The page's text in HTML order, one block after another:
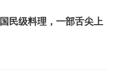
民级料理，一部舌尖上